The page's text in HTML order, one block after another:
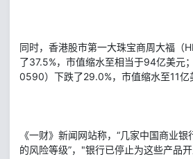
同时，香港股市第一大珠宝商周大福（
了37.5%，市值缩水至相当于94亿美元
0590）下跌了29.0%，市值缩水至11亿
《一财》新闻网站称，“几家中国商业
的风险等级”，"银行已停止为这些产品开